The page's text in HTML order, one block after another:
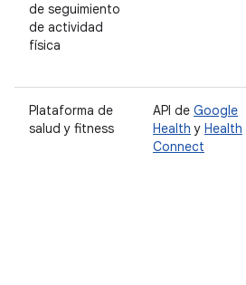
de seguimiento
de actividad
física
Plataforma de
salud y fitness
API de Google
Health y Health
Connect